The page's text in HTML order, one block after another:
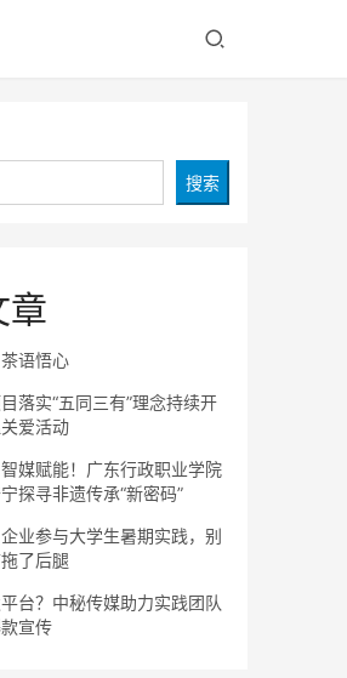
搜索
章
语悟心
落实“五同三有”理念持续开
爱活动
媒赋能！广东行政职业学院
探寻非遗传承“新密码”
业参与大学生暑期实践，别
了后腿
台？中秘传媒助力实践团队
宣传